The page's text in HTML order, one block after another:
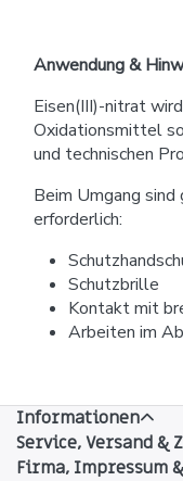
Anwendung &
Eisen(III)-nitrat
Oxidationsmittel
und technischen
Beim Umgang
erforderlich:
Schutzbrille
Kontakt mit
Arbeiten im
Informationen
Service, Versand &
Firma, Impressum